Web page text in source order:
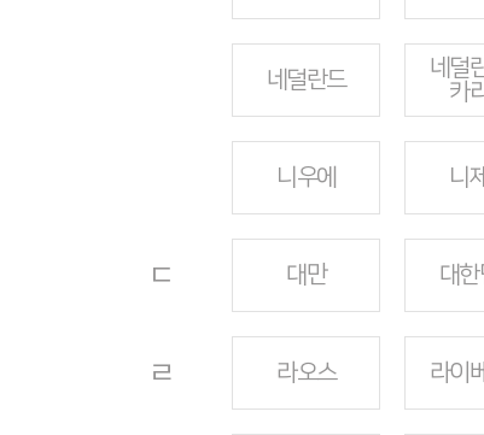
네덜란드
네덜
카
니우에 니
ㄷ 대만 대
ㄹ 라오스 라이